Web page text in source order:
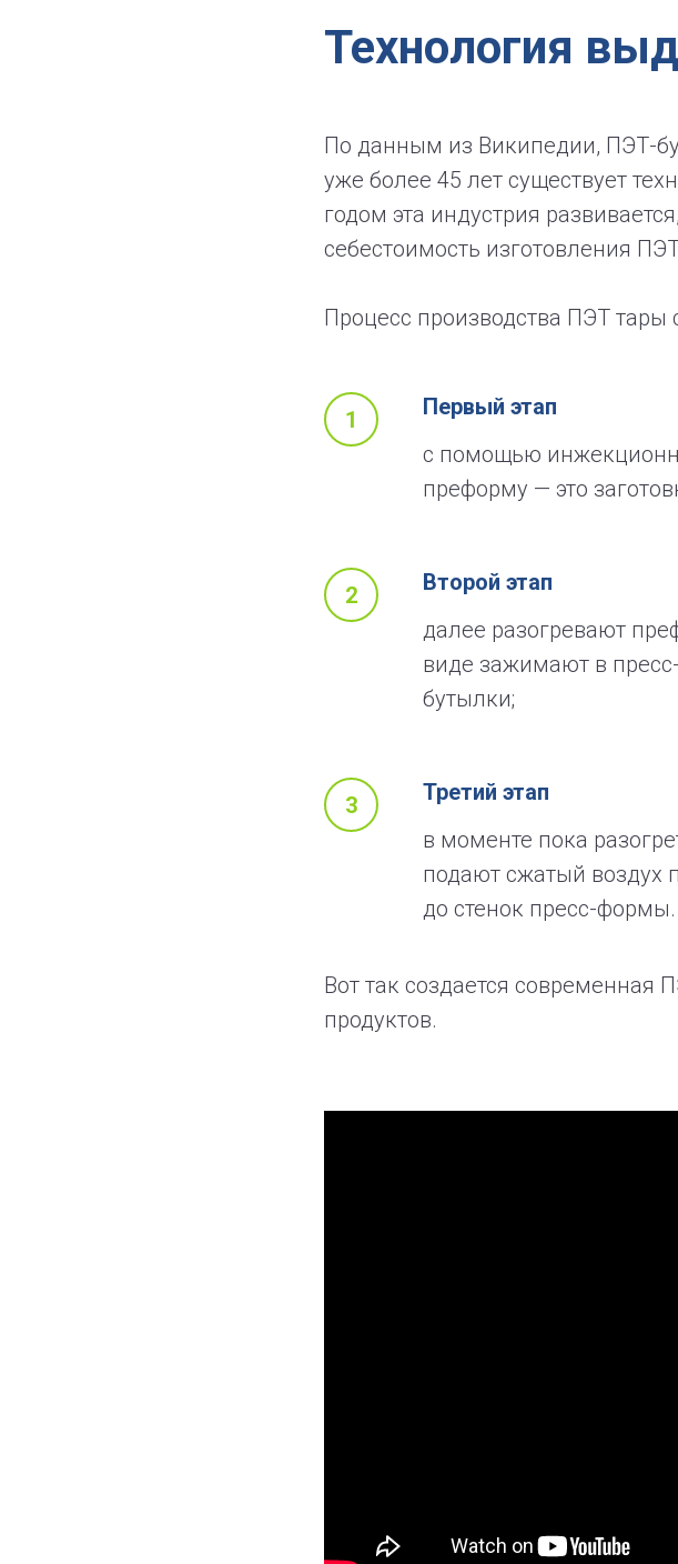
Технология
По данным из Википедии, ПЭТ-
уже более 45 лет существует
годом эта индустрия
себестоимость изготовления
Процесс производства ПЭТ тары
Первый этап
с помощью
преформу — это
Второй этап
далее разогревают
виде зажимают в
бутылки;
Третий этап
в моменте пока
подают сжатый воздух
до стенок пресс-формы.
Вот так создается
продуктов.